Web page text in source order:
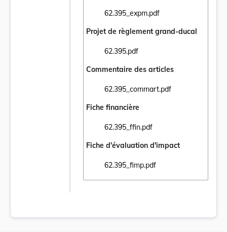
62.395_expm.pdf
Ouvrir le document 62.395_expm.pdf
Projet de règlement grand-ducal
62.395.pdf
Ouvrir le document 62.395.pdf dans un
Commentaire des articles
62.395_commart.pdf
Ouvrir le document 62.395_commart.pdf
Fiche financière
62.395_ffin.pdf
Ouvrir le document 62.395_ffin.pdf dans
Fiche d'évaluation d'impact
62.395_fimp.pdf
Ouvrir le document 62.395_fimp.pdf dans